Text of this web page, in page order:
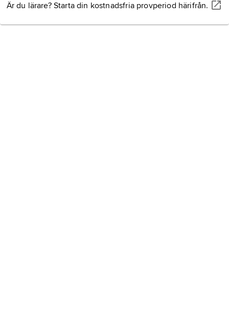
Är du lärare? Starta din kostnadsfria provperiod härifrån.